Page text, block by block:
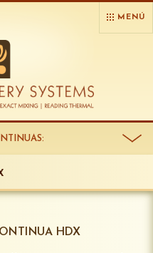
MENÚ
HDX